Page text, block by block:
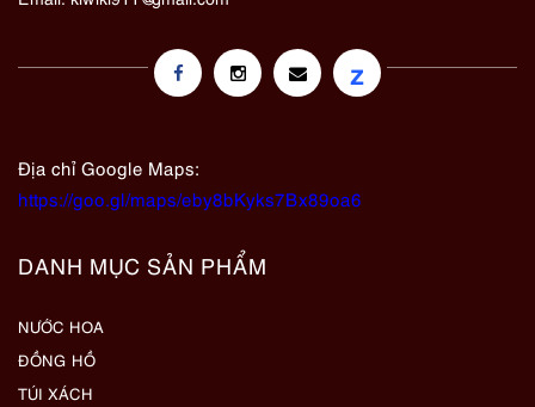
z
Địa chỉ Google Maps:
https://goo.gl/maps/eby8bKyks7Bx89oa6
DANH MỤC SẢN PHẨM
NƯỚC HOA
ĐỒNG HỒ
TÚI XÁCH